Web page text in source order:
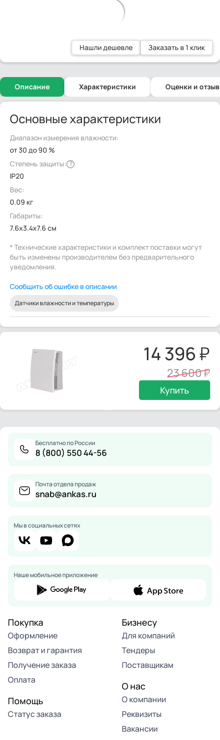
Нашли дешевле Заказать в 1 клик
Описание Характеристики Оценки и
Основные характеристики
Диапазон измерения влажности:
от 30 до 90 %
Степень защиты: ?
IP20
Вес:
0.09 кг
Габариты:
7.6x3.4x7.6 см
* Технические характеристики и комплект поставки могут
быть изменены производителем без предварительного
уведомления.
Сообщить об ошибке в описании
Датчики влажности и температуры
14 396
23 600
Купить
Бесплатно по России
8 (800) 550 44-56
Почта отдела продаж
snab@ankas.ru
Мы в социальных сетях
Наше мобильное приложение
Покупка
Оформление
Возврат и гарантия
Получение заказа
Оплата
Помощь
Статус заказа
Бизнесу
Для компаний
Тендеры
Поставщикам
О нас
О компании
Реквизиты
Вакансии